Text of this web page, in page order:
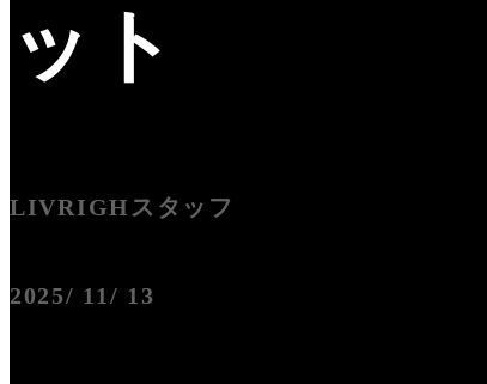
ット
LIVRIGHスタッフ
2025/ 11/ 13